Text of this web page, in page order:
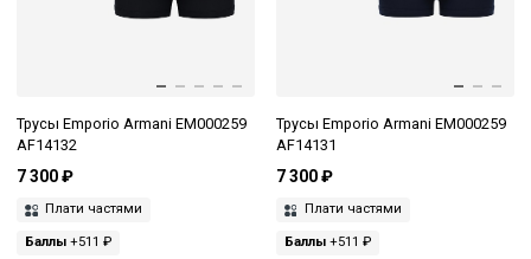
Трусы Emporio Armani EM000259
AF14132
7 300 ₽
Плати частями
Баллы +511 ₽
Трусы Emporio Armani EM000259
AF14131
7 300 ₽
Плати частями
Баллы+511 ₽